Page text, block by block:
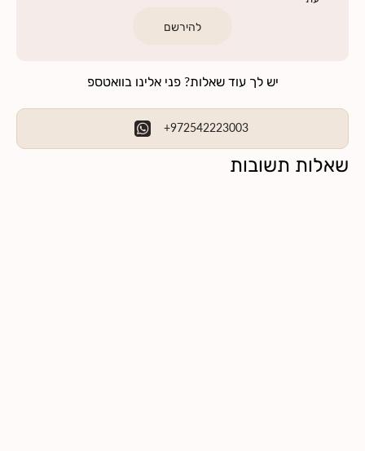
להירשם
יש לך עוד שאלות? פני אלינו בוואטספ
+972542223003
שאלות תשובות